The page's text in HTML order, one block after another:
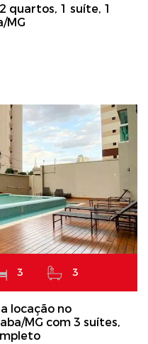
quartos, 1 suíte, 1
MG
3 3
locação no
MG com 3 suítes,